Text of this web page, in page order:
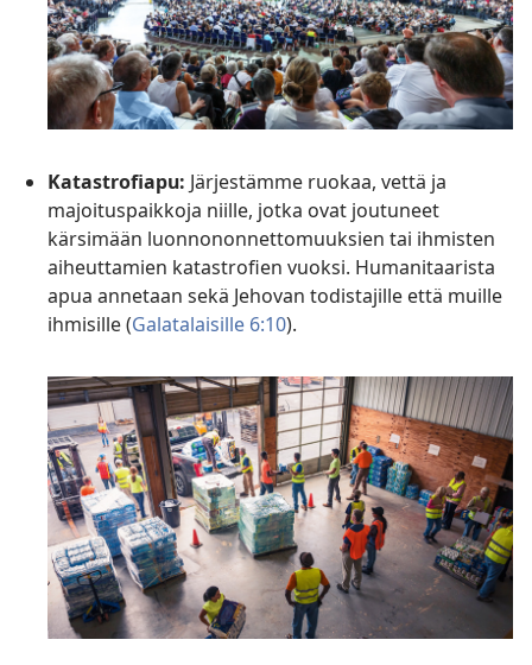
Katastrofiapu: Järjestämme ruokaa, vettä ja
majoituspaikkoja niille, jotka ovat joutuneet
kärsimään luonnononnettomuuksien tai ihmisten
aiheuttamien katastrofien vuoksi. Humanitaarista
apua annetaan sekä Jehovan todistajille että muille
ihmisille (Galatalaisille 6:10).